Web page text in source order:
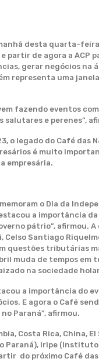
desta quarta-
partir de agora a ACP
gerar negócios na
representa uma
fazendo eventos
e perenes”,
o legado do Café das
é muito
empresária.
o Dia da
a importância da
pátrio”, afirmou.
Celso Santiago
questões tributárias
muda de tempos em
na sociedade
a importância do
E agora o Café
Paraná”, afirmou.
Costa Rica, China, El
Paraná), Iripe (Instituto
do próximo Café